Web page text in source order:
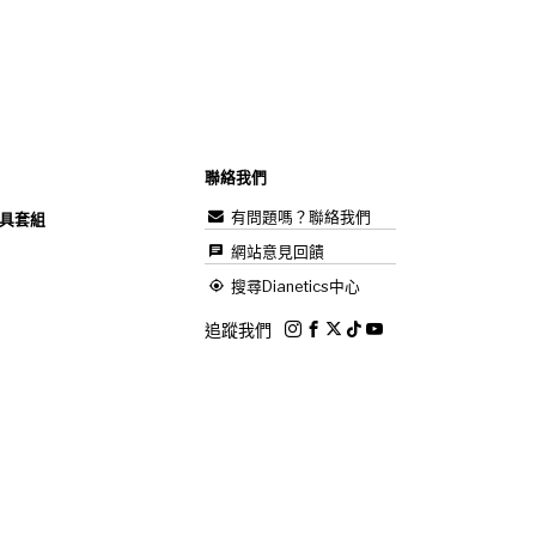
套組
聯絡我們
有問題嗎？聯絡我們
網站意見回饋
搜尋Dianetics中心
追蹤我們